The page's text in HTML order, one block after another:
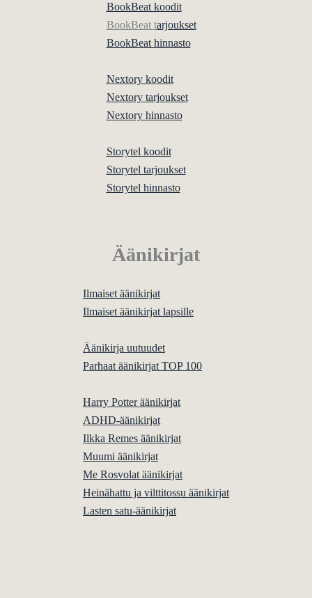
BookBeat koodit
BookBeat tarjoukset
BookBeat hinnasto
Nextory koodit
Nextory tarjoukset
Nextory hinnasto
Storytel koodit
Storytel tarjoukset
Storytel hinnasto
Äänikirjat
Ilmaiset äänikirjat
Ilmaiset äänikirjat lapsille
Äänikirja uutuudet
Parhaat äänikirjat TOP 100
Harry Potter äänikirjat
ADHD-äänikirjat
Ilkka Remes äänikirjat
Muumi äänikirjat
Me Rosvolat äänikirjat
Heinähattu ja vilttitossu äänikirjat
Lasten satu-äänikirjat